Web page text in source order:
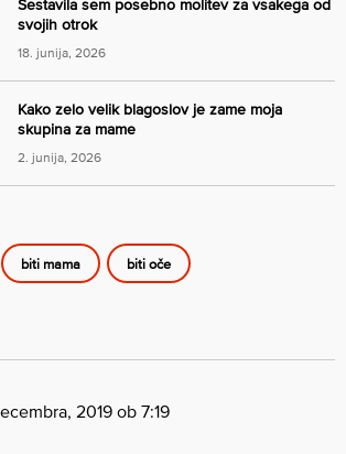
Sestavila sem posebno molitev za vsakega od
svojih otrok
18. junija, 2026
Kako zelo velik blagoslov je zame moja
skupina za mame
2. junija, 2026
biti mama biti oče
2019 ob 7:19